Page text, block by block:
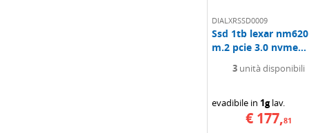
DIALXRSSD0009
Ssd 1tb lexar nm620
m.2 pcie 3.0 nvme...
3 unità disponibili
evadibile in 1glav.
€ 177,81